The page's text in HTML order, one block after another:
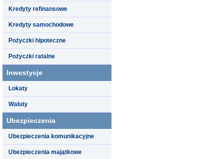
Kredyty refinansowe
Kredyty samochodowe
Pożyczki hipoteczne
Pożyczki ratalne
Inwestycje
Lokaty
Waluty
Ubezpieczenia
Ubezpieczenia komunikacyjne
Ubezpieczenia majątkowe